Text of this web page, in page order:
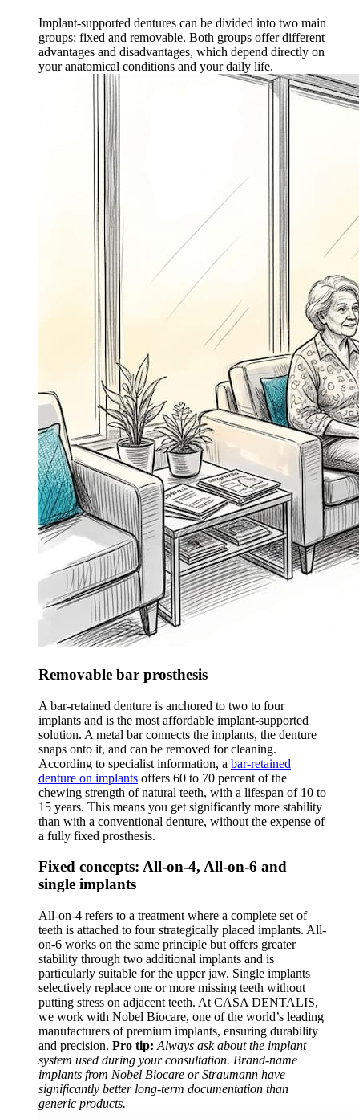
Implant-supported dentures can be divided into two main
groups: fixed and removable. Both groups offer different
advantages and disadvantages, which depend directly on
your anatomical conditions and your daily life.
Removable bar prosthesis
A bar-retained denture is anchored to two to four
implants and is the most affordable implant-supported
solution. A metal bar connects the implants, the denture
snaps onto it, and can be removed for cleaning.
According to specialist information, a bar-retained
denture on implants offers 60 to 70 percent of the
chewing strength of natural teeth, with a lifespan of 10 to
15 years. This means you get significantly more stability
than with a conventional denture, without the expense of
a fully fixed prosthesis.
Fixed concepts: All-on-4, All-on-6 and
single implants
All-on-4 refers to a treatment where a complete set of
teeth is attached to four strategically placed implants. All-
on-6 works on the same principle but offers greater
stability through two additional implants and is
particularly suitable for the upper jaw. Single implants
selectively replace one or more missing teeth without
putting stress on adjacent teeth. At CASA DENTALIS,
we work with Nobel Biocare, one of the world’s leading
manufacturers of premium implants, ensuring durability
and precision. Pro tip: Always ask about the implant
system used during your consultation. Brand-name
implants from Nobel Biocare or Straumann have
significantly better long-term documentation than
generic products.